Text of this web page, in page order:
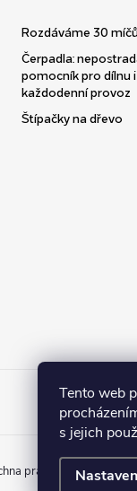
Tento web
s jejich
Rozdáváme 30
Čerpadla:
pomocník pro dílnu i
každodenní provoz
Štípačky na dřevo
práva vyhrazena.